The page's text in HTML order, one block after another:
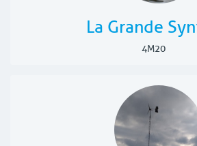
La Grande
4M20